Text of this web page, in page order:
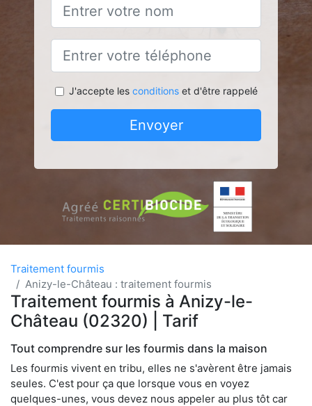
J'accepte les conditionset d'être rappelé
Envoyer
Traitement fourmis
Anizy-le-Château : traitement fourmis
Traitement fourmis à Anizy-le-
Château (02320) | Tarif
Tout comprendre sur les fourmis dans la maison
Les fourmis vivent en tribu, elles ne s'avèrent être jamais
seules. C'est pour ça que lorsque vous en voyez
quelques-unes, vous devez nous appeler au plus tôt car